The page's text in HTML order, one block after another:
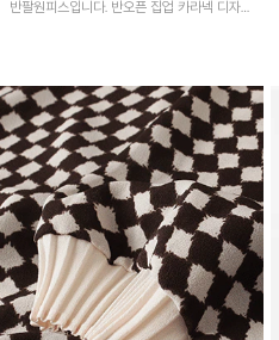
반팔원피스입니다. 반오픈 집업 카라넥 디자인